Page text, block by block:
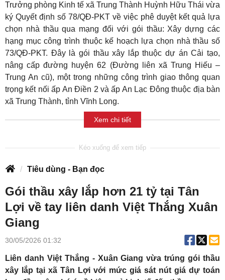
Trưởng phòng Kinh tế xã Trung Thành Huỳnh Hữu Thái vừa
ký Quyết định số 78/QĐ-PKT về việc phê duyệt kết quả lựa
chọn nhà thầu qua mạng đối với gói thầu: Xây dựng các
hạng mục công trình thuộc kế hoạch lựa chọn nhà thầu số
73/QĐ-PKT. Đây là gói thầu xây lắp thuộc dự án Cải tạo,
nâng cấp đường huyện 62 (Đường liên xã Trung Hiếu –
Trung An cũ), một trong những công trình giao thông quan
trọng kết nối ấp An Điền 2 và ấp An Lạc Đông thuộc địa bàn
xã Trung Thành, tỉnh Vĩnh Long.
Xem chi tiết
Tiêu dùng - Bạn đọc
Gói thầu xây lắp hơn 21 tỷ tại Tân
Lợi về tay liên danh Việt Thắng Xuân
Giang
30/05/2026 01:32
Liên danh Việt Thắng - Xuân Giang vừa trúng gói thầu
xây lắp tại xã Tân Lợi với mức giá sát nút giá dự toán